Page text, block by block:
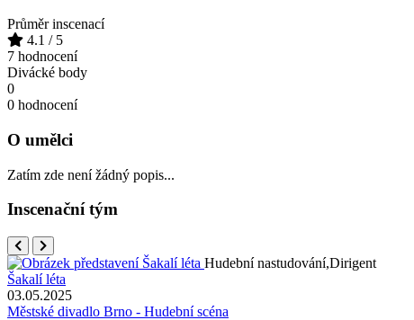
Průměr inscenací
4.1 / 5
7 hodnocení
Divácké body
0
0 hodnocení
O umělci
Zatím zde není žádný popis...
Inscenační tým
Hudební nastudování,Dirigent
Šakalí léta
03.05.2025
Městské divadlo Brno - Hudební scéna